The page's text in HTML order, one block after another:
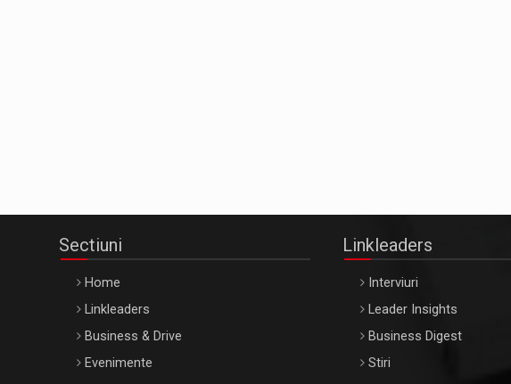
Sectiuni
Home
Linkleaders
Business & Drive
Evenimente
Linkleaders
Interviuri
Leader Insights
Business Digest
Stiri